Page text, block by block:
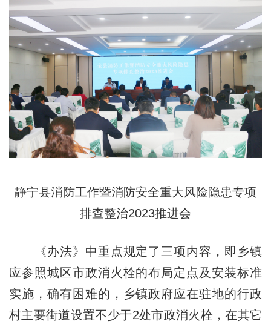
静宁县消防工作暨消防安全重大风险隐患专项
排查整治2023推进会
《办法》中重点规定了三项内容，即乡镇
应参照城区市政消火栓的布局定点及安装标准
实施，确有困难的，乡镇政府应在驻地的行政
村主要街道设置不少于2处市政消火栓，在其它